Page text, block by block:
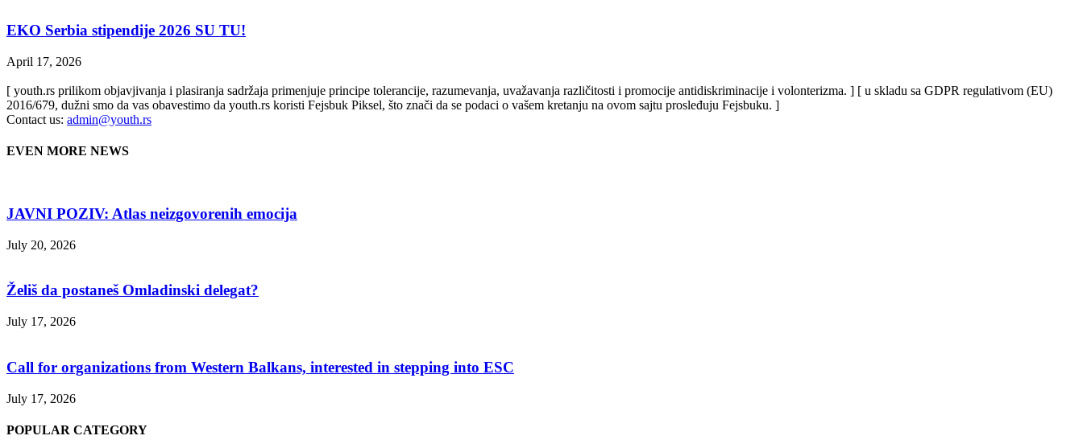
EKO Serbia stipendije 2026 SU TU!
April 17, 2026
[ youth.rs prilikom objavjivanja i plasiranja sadržaja primenjuje principe tolerancije, razumevanja, uvažavanja različitosti i promocije antidiskriminacije i volonterizma. ] [ u skladu sa GDPR regulativom (EU)
2016/679, dužni smo da vas obavestimo da youth.rs koristi Fejsbuk Piksel, što znači da se podaci o vašem kretanju na ovom sajtu prosleđuju Fejsbuku. ]
Contact us: admin@youth.rs
EVEN MORE NEWS
JAVNI POZIV: Atlas neizgovorenih emocija
July 20, 2026
Želiš da postaneš Omladinski delegat?
July 17, 2026
Call for organizations from Western Balkans, interested in stepping into ESC
July 17, 2026
POPULAR CATEGORY